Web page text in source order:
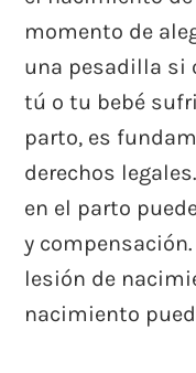
momento de
una pesadilla si
tú o tu bebé
parto, es
derechos
en el parto
y
lesión de
nacimiento